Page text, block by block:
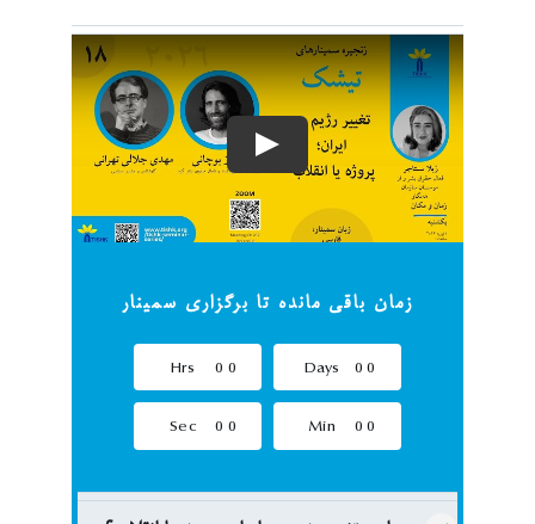
زمان باقی مانده تا برگزاری سمینار
00
Days
00
Hrs
00
Min
00
Sec